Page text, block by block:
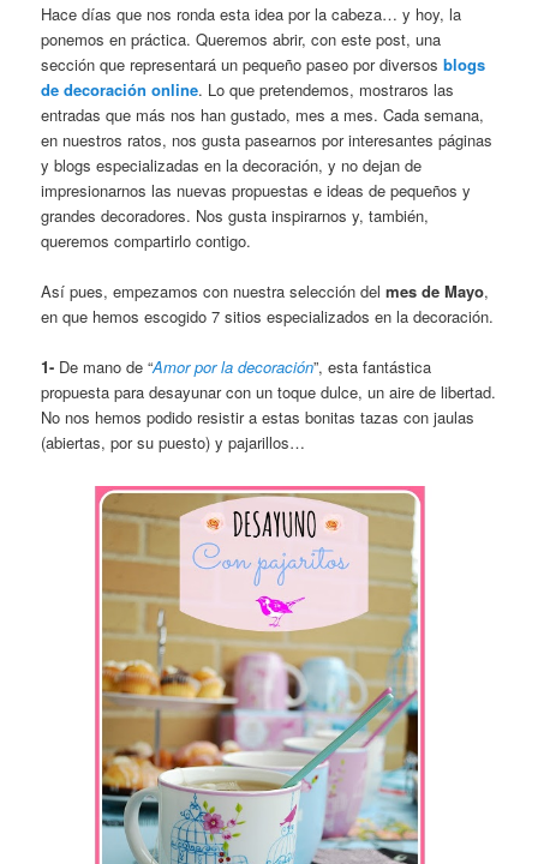
Hace días que nos ronda esta idea por la cabeza… y hoy, la
ponemos en práctica. Queremos abrir, con este post, una
sección que representará un pequeño paseo por diversosblogs
de decoración online. Lo que pretendemos, mostraros las
entradas que más nos han gustado, mes a mes. Cada semana,
en nuestros ratos, nos gusta pasearnos por interesantes páginas
y blogs especializadas en la decoración, y no dejan de
impresionarnos las nuevas propuestas e ideas de pequeños y
grandes decoradores. Nos gusta inspirarnos y, también,
queremos compartirlo contigo.
Así pues, empezamos con nuestra selección delmes de Mayo,
en que hemos escogido 7 sitios especializados en la decoración.
1- De mano de “Amor por la decoración”, esta fantástica
propuesta para desayunar con un toque dulce, un aire de libertad.
No nos hemos podido resistir a estas bonitas tazas con jaulas
(abiertas, por su puesto) y pajarillos…